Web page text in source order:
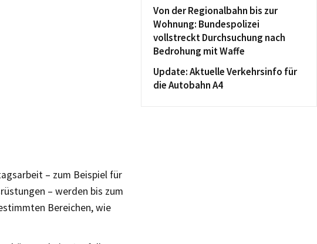
– zum Beispiel für
– werden bis zum
Bereichen, wie
Von der Regionalbahn bis zur
Wohnung: Bundespolizei
vollstreckt Durchsuchung nach
Bedrohung mit Waffe
Update: Aktuelle Verkehrsinfo für
die Autobahn A4